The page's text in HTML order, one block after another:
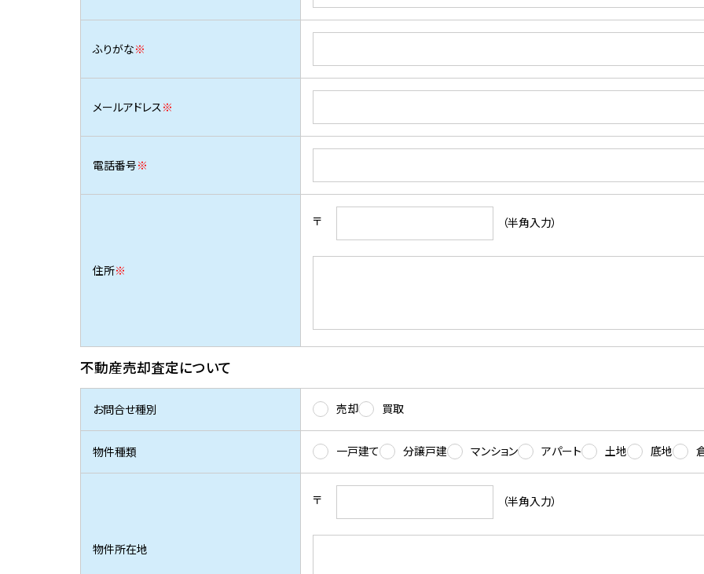
ふりがな※
メールアドレス※
電話番号※
住所※
〒 （半角入力）
不動産売却査定について
お問合せ種別 売却 買取
物件種類 一戸建て 分譲戸建 マンション アパート 土地 底地
物件所在地
〒 （半角入力）